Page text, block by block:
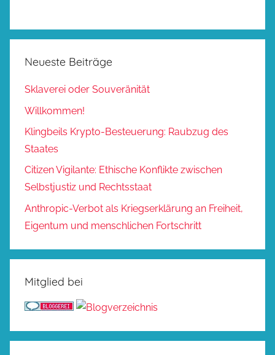
Neueste Beiträge
Sklaverei oder Souveränität
Willkommen!
Klingbeils Krypto-Besteuerung: Raubzug des
Staates
Citizen Vigilante: Ethische Konflikte zwischen
Selbstjustiz und Rechtsstaat
Anthropic-Verbot als Kriegserklärung an Freiheit,
Eigentum und menschlichen Fortschritt
Mitglied bei